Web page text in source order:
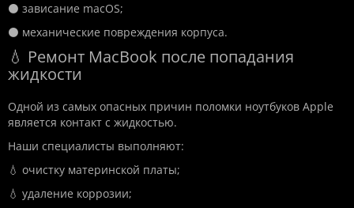
⚫ зависание macOS;
⚫ механические повреждения корпуса.
💧 Ремонт MacBook после попадания
жидкости
Одной из самых опасных причин поломки ноутбуков Apple
является контакт с жидкостью.
Наши специалисты выполняют:
💧 очистку материнской платы;
💧 удаление коррозии;